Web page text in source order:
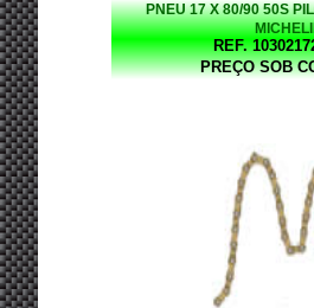
PNEU 17 X 80/90 50S
REF.
PREÇO SOB